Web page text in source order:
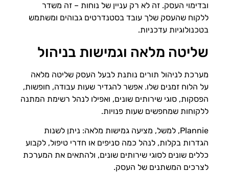
ובדימוי העסק. זה לא רק עניין של נוחות – זה משדר
ללקוח שהעסק שלך עובד בסטנדרטים גבוהים ומשתמש
בטכנולוגיות עדכניות.
שליטה מלאה וגמישות בניהול
מערכת לניהול תורים נותנת לבעל העסק שליטה מלאה
על הלוח זמנים שלו. אפשר להגדיר שעות עבודה, חופשות,
הפסקות, סוגי שירותים שונים, ואפילו לנהל רשימת המתנה
ללקוחות שמחפשים שעות פנויות.
Plannie, למשל, מציעה גמישות מלאה: ניתן לשנות
הגדרות בקלות, לנהל כמה סניפים או חדרי טיפול, לקבוע
כללים שונים לסוגי שירותים שונים, ולהתאים את המערכת
לצרכים המשתנים של העסק.